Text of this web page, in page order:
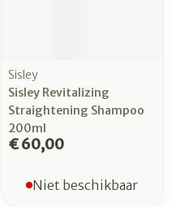
Sisley
Sisley Revitalizing
Straightening Shampoo
200ml
€ 60,00
Niet beschikbaar